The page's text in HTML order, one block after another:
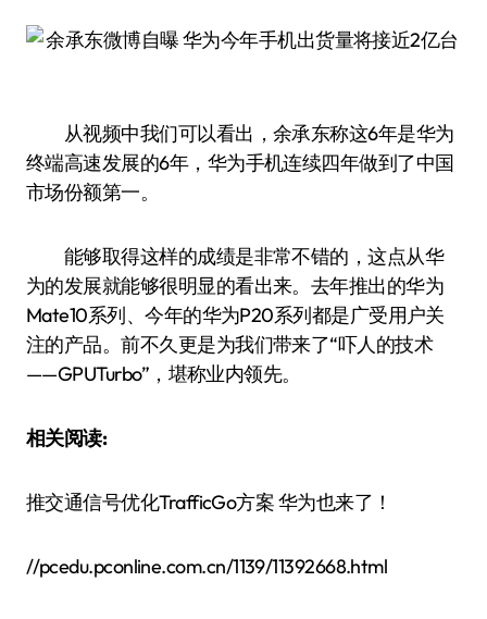
从视频中我们可以看出，余承东称这6年是华为
终端高速发展的6年，华为手机连续四年做到了中国
市场份额第一。
能够取得这样的成绩是非常不错的，这点从华
为的发展就能够很明显的看出来。去年推出的华为
Mate10系列、今年的华为P20系列都是广受用户关
注的产品。前不久更是为我们带来了“吓人的技术
——GPUTurbo”，堪称业内领先。
相关阅读:
推交通信号优化TrafficGo方案 华为也来了！
//pcedu.pconline.com.cn/1139/11392668.html